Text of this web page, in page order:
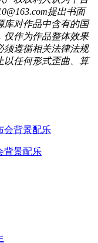
提出书面
库对作品中含有的国
仅作为作品整体效果
须遵循相关法律法规
以任何形式歪曲、算
背景配乐